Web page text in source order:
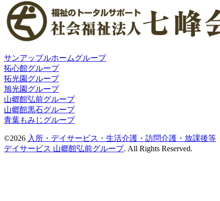
サンアップルホームグループ
拓心館グループ
拓光園グループ
旭光園グループ
山郷館弘前グループ
山郷館黒石グループ
青葉もみじグループ
©2026 入所・デイサービス・生活介護・訪問介護・放課後等
デイサービス 山郷館弘前グループ. All Rights Reserved.